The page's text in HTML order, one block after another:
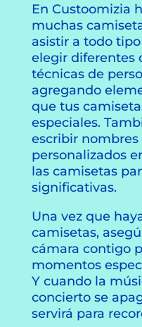
En Custoomizia
muchas
asistir a todo
elegir diferentes
técnicas de
agregando
que tus
especiales.
escribir nombres
personalizados
las camisetas
significativas.
Una vez que
camisetas,
cámara contigo
momentos
Y cuando la
concierto se
servirá para